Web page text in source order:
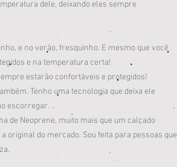
dele, deixando eles sempre
e no verão, fresquinho. E mesmo que você
e na temperatura certa!
estarão confortáveis e protegidos!
Tenho uma tecnologia que deixa ele
escorregar.
de Neoprene, muito mais que um calçado
original do mercado. Sou feita para pessoas que